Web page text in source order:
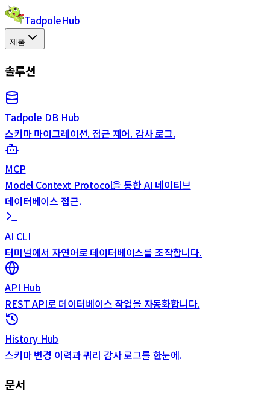
TadpoleHub
제품
솔루션
Tadpole DB Hub
스키마 마이그레이션. 접근 제어. 감사 로그.
MCP
Model Context Protocol을 통한 AI 네이티브
데이터베이스 접근.
AI CLI
터미널에서 자연어로 데이터베이스를 조작합니다.
API Hub
REST API로 데이터베이스 작업을 자동화합니다.
History Hub
스키마 변경 이력과 쿼리 감사 로그를 한눈에.
문서